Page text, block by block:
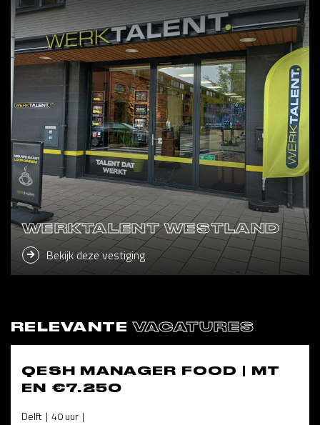
WERKTALENT WESTLAND
Bekijk deze vestiging
RELEVANTEVACATURES
QESH MANAGER FOOD | MT
EN €7.250
Delft
40 uur